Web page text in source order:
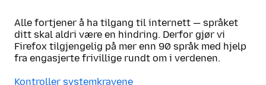
Alle fortjener å ha tilgang til internett — språket
ditt skal aldri være en hindring. Derfor gjør vi
Firefox tilgjengelig på mer enn 90 språk med hjelp
fra engasjerte frivillige rundt om i verdenen.
Kontroller systemkravene